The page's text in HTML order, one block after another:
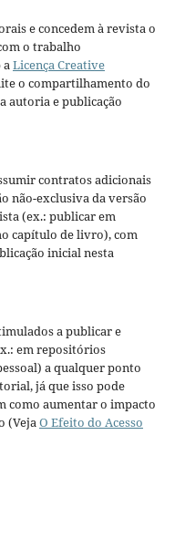
e concedem à revista o
o trabalho
aLicença Creative
o compartilhamento do
autoria e publicação
contratos adicionais
não-exclusiva da versão
(ex.: publicar em
capítulo de livro), com
inicial nesta
a publicar e
em repositórios
a qualquer ponto
já que isso pode
como aumentar o impacto
(VejaO Efeito do Acesso